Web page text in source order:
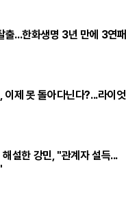
출...한화생명 3년 만에 3연패
이제 못 돌아다닌다?...라이엇
해설한 강민, "관계자 설득...